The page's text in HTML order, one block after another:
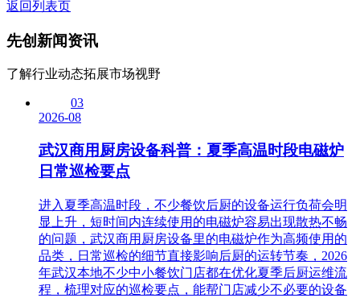
返回列表页
先创 新闻资讯
了解行业动态拓展市场视野
03
2026-08
武汉商用厨房设备科普：夏季高温时段电磁炉
日常巡检要点
进入夏季高温时段，不少餐饮后厨的设备运行负荷会明
显上升，短时间内连续使用的电磁炉容易出现散热不畅
的问题，武汉商用厨房设备里的电磁炉作为高频使用的
品类，日常巡检的细节直接影响后厨的运转节奏，2026
年武汉本地不少中小餐饮门店都在优化夏季后厨运维流
程，梳理对应的巡检要点，能帮门店减少不必要的设备